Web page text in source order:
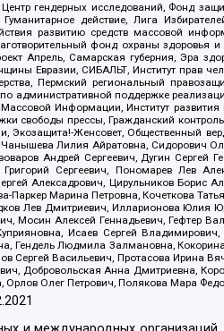
гендерных исследований, Фонд
действие, Лига
развитию средств массовой
фонд охраны
Апрель, Самарская губерния, Эра
Евразии, СИБАЛЬТ, Институт прав
Пермский региональный
поддержке
Информации, Институт
свободы прессы, Гражданский
Женсовет, Общественный
Лилия Айратовна, Сидорович
Андрей Сергеевич, Дугин Сергей
Сергеевич, Пономарев Лев
Алексадрович, Цирульников
Марина Петровна, Кочеткова
Лев Дмитриевич, Илларионова Юлия
Мосин Алексей Геннадьевич, Гефтер
Исаев Сергей
Гендель Людмила Залмановна,
Васильевич, Протасова Ирина
Добровольская Анна Дмитриевна,
Олег Петрович, Полякова Мара